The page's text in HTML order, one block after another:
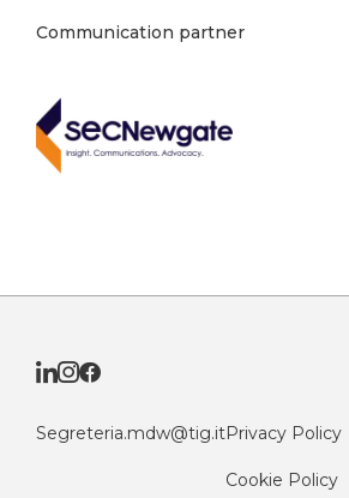
Communication partner
Segreteria.mdw@tig.itPrivacy Policy
Cookie Policy